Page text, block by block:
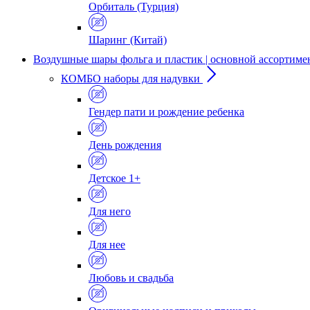
Орбиталь (Турция)
Шаринг (Китай)
Воздушные шары фольга и пластик | основной
КОМБО наборы для надувки
Гендер пати и рождение ребенка
День рождения
Детское 1+
Для него
Для нее
Любовь и свадьба